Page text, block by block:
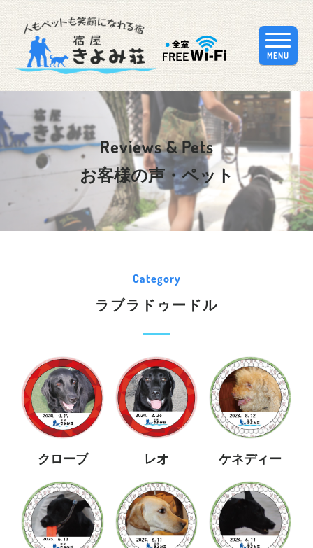
MENU
Reviews & Pets
お客様の声・ペット
Category
ラブラドゥードル
クローブ レオ ケネディー